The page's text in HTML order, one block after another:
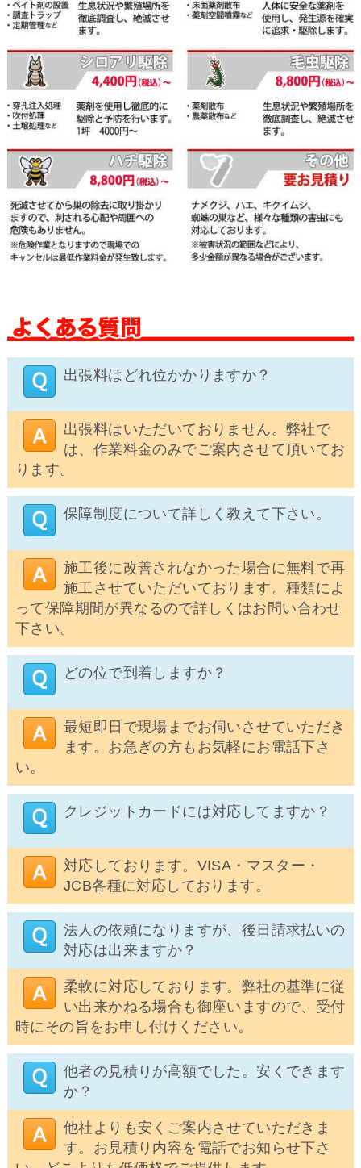
出張料はどれ位かかりますか？
出張料はいただいておりません。弊社で
は、作業料金のみでご案内させて頂いてお
ります。
保障制度について詳しく教えて下さい。
施工後に改善されなかった場合に無料で再
施工させていただいております。種類によ
って保障期間が異なるので詳しくはお問い合わせ
下さい。
どの位で到着しますか？
最短即日で現場までお伺いさせていただき
ます。お急ぎの方もお気軽にお電話下さ
い。
クレジットカードには対応してますか？
対応しております。VISA・マスター・
JCB各種に対応しております。
法人の依頼になりますが、後日請求払いの
対応は出来ますか？
柔軟に対応しております。弊社の基準に従
い出来かねる場合も御座いますので、受付
時にその旨をお申し付けください。
他者の見積りが高額でした。安くできます
か？
他社よりも安くご案内させていただきま
す。お見積り内容を電話でお知らせ下さ